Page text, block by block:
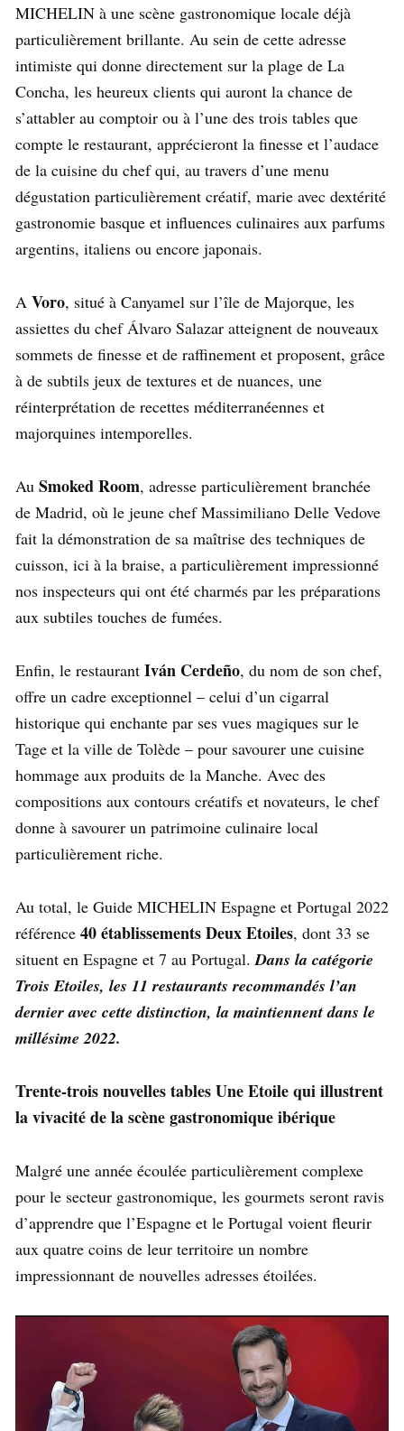
MICHELIN à une scène gastronomique locale déjà
particulièrement brillante. Au sein de cette adresse
intimiste qui donne directement sur la plage de La
Concha, les heureux clients qui auront la chance de
s’attabler au comptoir ou à l’une des trois tables que
compte le restaurant, apprécieront la finesse et l’audace
de la cuisine du chef qui, au travers d’une menu
dégustation particulièrement créatif, marie avec dextérité
gastronomie basque et influences culinaires aux parfums
argentins, italiens ou encore japonais.
A Voro, situé à Canyamel sur l’île de Majorque, les
assiettes du chef Álvaro Salazar atteignent de nouveaux
sommets de finesse et de raffinement et proposent, grâce
à de subtils jeux de textures et de nuances, une
réinterprétation de recettes méditerranéennes et
majorquines intemporelles.
Au Smoked Room, adresse particulièrement branchée
de Madrid, où le jeune chef Massimiliano Delle Vedove
fait la démonstration de sa maîtrise des techniques de
cuisson, ici à la braise, a particulièrement impressionné
nos inspecteurs qui ont été charmés par les préparations
aux subtiles touches de fumées.
Enfin, le restaurant Iván Cerdeño, du nom de son chef,
offre un cadre exceptionnel – celui d’un cigarral
historique qui enchante par ses vues magiques sur le
Tage et la ville de Tolède – pour savourer une cuisine
hommage aux produits de la Manche. Avec des
compositions aux contours créatifs et novateurs, le chef
donne à savourer un patrimoine culinaire local
particulièrement riche.
Au total, le Guide MICHELIN Espagne et Portugal 2022
référence 40 établissements Deux Etoiles, dont 33 se
situent en Espagne et 7 au Portugal. Dans la catégorie
Trois Etoiles, les 11 restaurants recommandés l’an
dernier avec cette distinction, la maintiennent dans le
millésime 2022.
Trente-trois nouvelles tables Une Etoile qui illustrent
la vivacité de la scène gastronomique ibérique
Malgré une année écoulée particulièrement complexe
pour le secteur gastronomique, les gourmets seront ravis
d’apprendre que l’Espagne et le Portugal voient fleurir
aux quatre coins de leur territoire un nombre
impressionnant de nouvelles adresses étoilées.